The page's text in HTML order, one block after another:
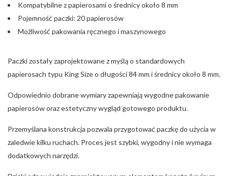
Kompatybilne z papierosami o średnicy około 8 mm
Pojemność paczki: 20 papierosów
Możliwość pakowania ręcznego i maszynowego
Paczki zostały zaprojektowane z myślą o standardowych
papierosach typu King Size o długości 84 mm i średnicy około 8 mm.
Odpowiednio dobrane wymiary zapewniają wygodne pakowanie
papierosów oraz estetyczny wygląd gotowego produktu.
Przemyślana konstrukcja pozwala przygotować paczkę do użycia w
zaledwie kilku ruchach. Proces jest szybki, wygodny i nie wymaga
dodatkowych narzędzi.